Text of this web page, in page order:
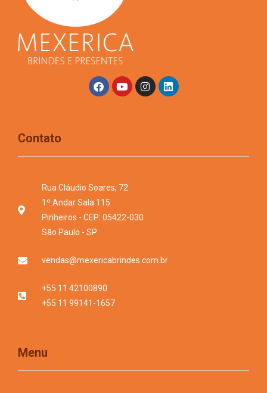
Contato
Rua Cláudio Soares, 72
1º Andar Sala 115
Pinheiros - CEP: 05422-030
São Paulo - SP
vendas@mexericabrindes.com.br
+55 11 42100890
+55 11 99141-1657
Menu